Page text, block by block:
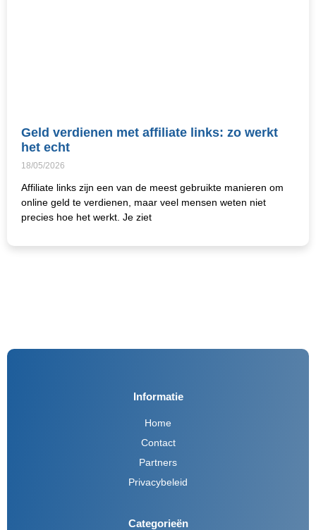
Geld verdienen met affiliate links: zo werkt
het echt
18/05/2026
Affiliate links zijn een van de meest gebruikte manieren om
online geld te verdienen, maar veel mensen weten niet
precies hoe het werkt. Je ziet
Informatie
Home
Contact
Partners
Privacybeleid
Categorieën